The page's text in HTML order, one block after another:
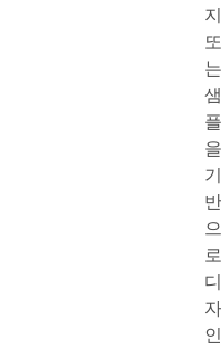
지
또
는
샘
플
을
기
반
으
로
디
자
인